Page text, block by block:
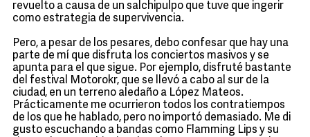
revuelto a causa de un salchipulpo que tuve que ingerir
como estrategia de supervivencia.
Pero, a pesar de los pesares, debo confesar que hay una
parte de mí que disfruta los conciertos masivos y se
apunta para el que sigue. Por ejemplo, disfruté bastante
del festival Motorokr, que se llevó a cabo al sur de la
ciudad, en un terreno aledaño a López Mateos.
Prácticamente me ocurrieron todos los contratiempos
de los que he hablado, pero no importó demasiado. Me di
gusto escuchando a bandas como Flamming Lips y su